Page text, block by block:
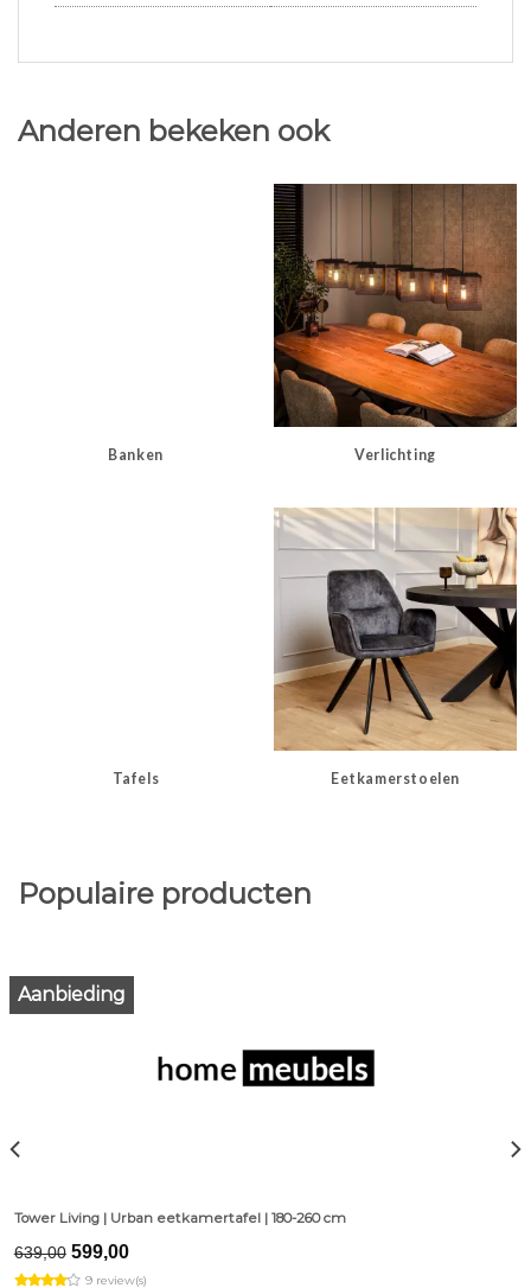
Anderen bekeken ook
Banken Verlichting
Tafels Eetkamerstoelen
Populaire producten
Aanbieding
Tower Living | Urban eetkamertafel | 180-260 cm
639,00 Original
price
599,00Current
9 review(s)